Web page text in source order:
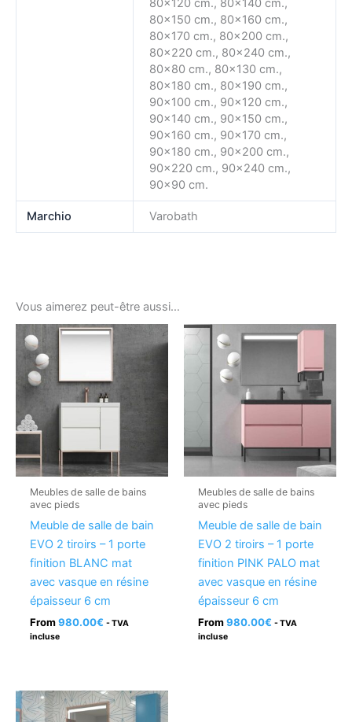
80×120 cm., 80×140 cm.,
80×150 cm., 80×160 cm.,
80×170 cm., 80×200 cm.,
80×220 cm., 80×240 cm.,
80×80 cm., 80×130 cm.,
80×180 cm., 80×190 cm.,
90×100 cm., 90×120 cm.,
90×140 cm., 90×150 cm.,
90×160 cm., 90×170 cm.,
90×180 cm., 90×200 cm.,
90×220 cm., 90×240 cm.,
90×90 cm.
Marchio Varobath
Vous aimerez peut-être aussi…
Meubles de salle de bains
avec pieds
Meuble de salle de bain
EVO 2 tiroirs – 1 porte
finition BLANC mat
avec vasque en résine
épaisseur 6 cm
From 980.00€ - TVA
incluse
Meubles de salle de bains
avec pieds
Meuble de salle de bain
EVO 2 tiroirs – 1 porte
finition PINK PALO mat
avec vasque en résine
épaisseur 6 cm
From 980.00€ - TVA
incluse